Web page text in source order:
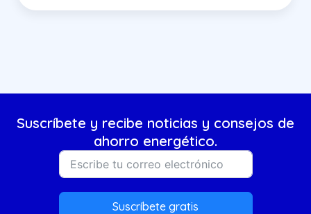
Suscríbete y recibe noticias y consejos de
ahorro energético.
Suscríbete gratis